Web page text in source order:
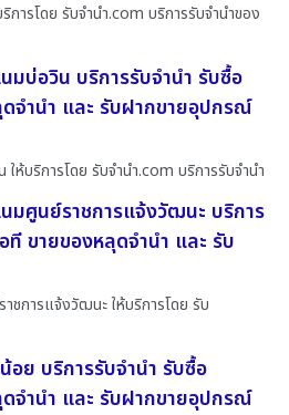
การโดย รับจํานํา.com บริการรับจำนำของ
มบ่อวิน บริการรับจำนำ รับซื้อ
จำนำ และ รับฝากขายอุปกรณ์
ให้บริการโดย รับจํานํา.com บริการรับจำนำ
นมศูนย์ราชการแจ้งวัฒนะ บริการ
ขายของหลุดจำนำ และ รับ
ชการแจ้งวัฒนะ ให้บริการโดย รับ
อย บริการรับจำนำ รับซื้อ
จำนำ และ รับฝากขายอุปกรณ์